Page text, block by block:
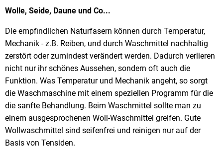
Wolle, Seide, Daune und Co...
Die empfindlichen Naturfasern können durch Temperatur,
Mechanik - z.B. Reiben, und durch Waschmittel nachhaltig
zerstört oder zumindest verändert werden. Dadurch verlieren
nicht nur ihr schönes Aussehen, sondern oft auch die
Funktion. Was Temperatur und Mechanik angeht, so sorgt
die Waschmaschine mit einem speziellen Programm für die
die sanfte Behandlung. Beim Waschmittel sollte man zu
einem ausgesprochenen Woll-Waschmittel greifen. Gute
Wollwaschmittel sind seifenfrei und reinigen nur auf der
Basis von Tensiden.